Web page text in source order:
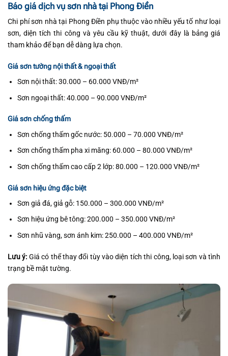
Báo giá dịch vụ sơn nhà tại Phong Điền
Chi phí sơn nhà tại Phong Điền phụ thuộc vào nhiều yếu tố như loại
sơn, diện tích thi công và yêu cầu kỹ thuật, dưới đây là bảng giá
tham khảo để bạn dễ dàng lựa chọn.
Giá sơn tường nội thất & ngoại thất
Sơn nội thất: 30.000 – 60.000 VNĐ/m²
Sơn ngoại thất: 40.000 – 90.000 VNĐ/m²
Giá sơn chống thấm
Sơn chống thấm gốc nước: 50.000 – 70.000 VNĐ/m²
Sơn chống thấm pha xi măng: 60.000 – 80.000 VNĐ/m²
Sơn chống thấm cao cấp 2 lớp: 80.000 – 120.000 VNĐ/m²
Giá sơn hiệu ứng đặc biệt
Sơn giả đá, giả gỗ: 150.000 – 300.000 VNĐ/m²
Sơn hiệu ứng bê tông: 200.000 – 350.000 VNĐ/m²
Sơn nhũ vàng, sơn ánh kim: 250.000 – 400.000 VNĐ/m²
Lưu ý: Giá có thể thay đổi tùy vào diện tích thi công, loại sơn và tình
trạng bề mặt tường.